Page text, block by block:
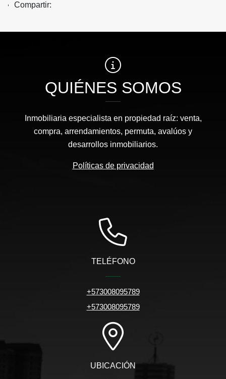
Compartir:
QUIÉNES SOMOS
Inmobiliaria especialista en propiedad raíz: venta,
compra, arrendamientos, permuta, avalúos y
desarrollos inmobiliarios.
Políticas de privacidad
TELÉFONO
+573008095789
+573008095789
UBICACIÓN